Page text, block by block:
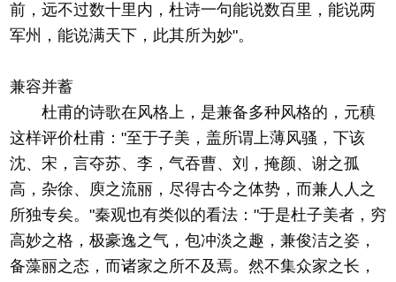
前，远不过数十里内，杜诗一句能说数百里，能说两
军州，能说满天下，此其所为妙"。
兼容并蓄
杜甫的诗歌在风格上，是兼备多种风格的，元稹
这样评价杜甫："至于子美，盖所谓上薄风骚，下该
沈、宋，言夺苏、李，气吞曹、刘，掩颜、谢之孤
高，杂徐、庾之流丽，尽得古今之体势，而兼人人之
所独专矣。"秦观也有类似的看法："于是杜子美者，穷
高妙之格，极豪逸之气，包冲淡之趣，兼俊洁之姿，
备藻丽之态，而诸家之所不及焉。然不集众家之长，